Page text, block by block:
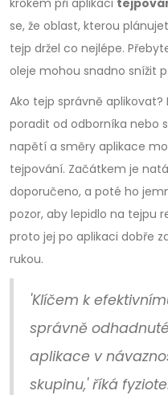
se, že oblast, kterou
tejp držel co nejlépe.
oleje mohou snadno snížit
Ako tejp správně
poradit od odborníka nebo
napětí a směry aplikace
tejpování. Začátkem je
doporučeno, a poté ho
pozor, aby lepidlo na tejpu
proto jej po aplikaci dobře
rukou.
'Klíčem k
správně
aplikace v
skupinu,' říká